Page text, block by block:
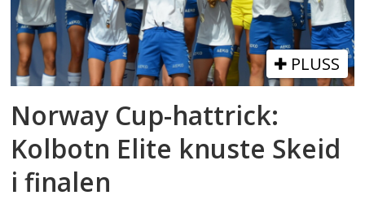
PLUSS
Norway Cup-hattrick:
Kolbotn Elite knuste Skeid
i finalen